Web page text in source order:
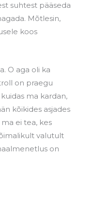
suhtest pääseda
Mõtlesin,
koos
O aga oli ka
on praegu
ma kardan,
kõikides asjades
ei tea, kes
valutult
on